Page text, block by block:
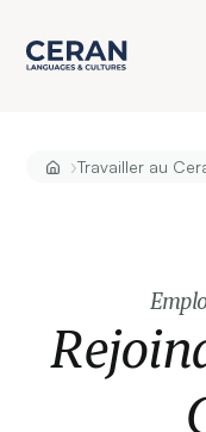
›Travailler au